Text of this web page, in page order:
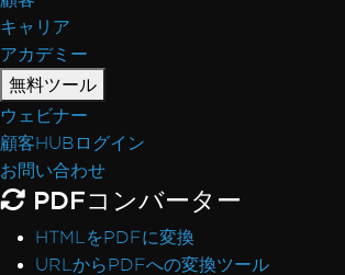
キャリア
アカデミー
無料ツール
ウェビナー
顧客HUBログイン
お問い合わせ
PDFコンバーター
HTMLをPDFに変換
URLからPDFへの変換ツール